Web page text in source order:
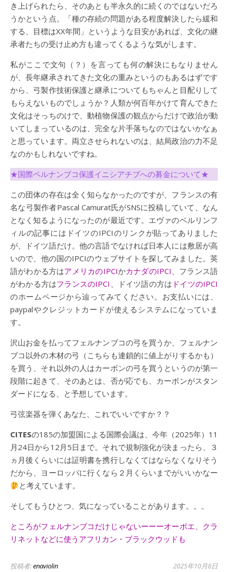
き上げられたら、そのあとも半永久的に続くのではないだろ
うかという点。「種の存続の問題がある程度解決したら緩和
する、目標はXX年間」というような目安があれば、文化の継
承者たちの受け止め方も違ってくるような気がします。
私がここで文句（？）を言っても何の解決にもなりません
が、長年継承されてきた文化の重みというのもあるはずです
から、弓製作技術保護と継承についてもちゃんと目配りして
もらえないものでしょうか？人類が何百年かけて育んできた
文化はそっちのけで、動植物保護の観点からだけで政治が動
いてしまっているのは、完全な片手落ちなのではないかなぁ
と思っています。両立させられないのは、結局政治の力不足
なのかもしれないですね。
★国際ペルナンブコ保護イニシアチブへの募金について★
この団体の存在は全く知らなかったのですが、フランスの有
名な弓製作者Pascal Camurat氏がSNSに投稿していて、なん
となく知るようになったのが最近です。エヴァのベルリンフ
ィルの記事にはドイツのIPCIのリンクが貼ってありました
が、ドイツ語だけ。他の言語でなければ日本人には敷居が高
いので、他の国のIPCIのウェブサイトを探してみました。英
語がわかる方はアメリカのIPCIかカナダのIPCI 、フランス語
がわかる方はフランスのIPCI 、ドイツ語の方は ドイツのIPCI
のホームページから辿ってみてください。お支払いには、
paypalやクレジットカードが使えるシステムになっていま
す。
沢山お金を払ってフェルナンブコの弓を買うか、フェルナン
ブコ以外の木材の弓（こちらも連鎖的に値上がりするかも）
を買う、それ以外の人はカーボンの弓を買うというのが第一
段階に起きて、そのあとは、否が応でも、カーボンがスタン
ダードになる、と予想しています。
弓弦楽器を弾くあなた、これでいいですか？？
CITESの185の加盟国による国際会議は、今年（2025年）11
月24日から12月5日まで。それで規制強化が決まったら、３
ヵ月後くらいには証明書を携行しなくてはならなくなりそう
だから、ヨーロッパに行くなら２月くらいまでがいいかなー
と考えています。
そしてもうひとつ、気になっていることがあります。。。
ところがフェルナンブコだけじゃないーーーオーボエ、クラ
リネットなどに使うアフリカン・ブラックウッドも
投稿者:enaviolin 2025年10月8日